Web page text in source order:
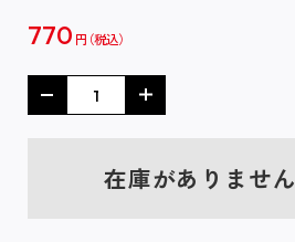
770 円
在庫がありません